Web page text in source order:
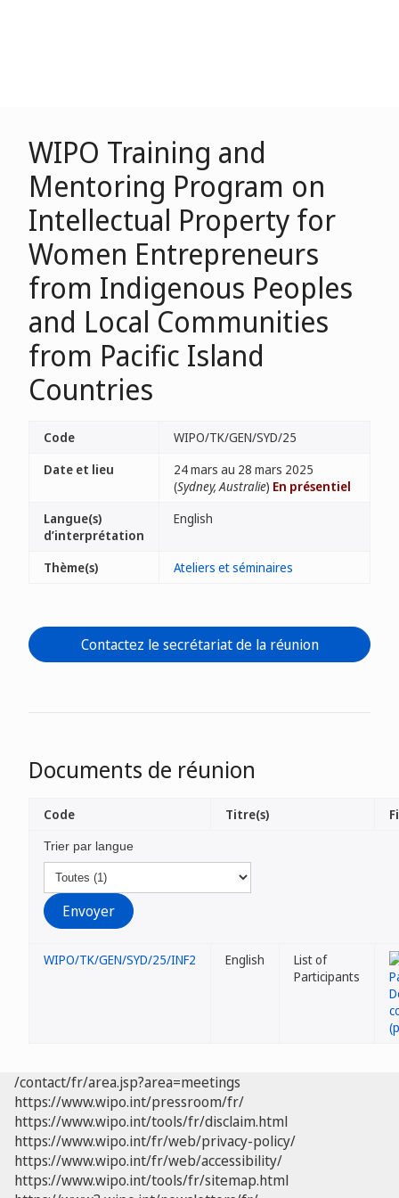
WIPO Training and
Mentoring Program on
Intellectual Property for
Women Entrepreneurs
from Indigenous Peoples
and Local Communities
from Pacific Island
Countries
Code
WIPO/TK/GEN/SYD/25
Date et lieu
24 mars au 28 mars 2025
(Sydney, Australie) En présentiel
Langue(s)
d’interprétation
English
Thème(s) Ateliers et séminaires
Contactez le secrétariat de la réunion
Documents de réunion
Trier par langue
Code Titre(s)
WIPO/TK/GEN/SYD/25/INF2 English
List of
Participants
/contact/fr/area.jsp?area=meetings
https://www.wipo.int/pressroom/fr/
https://www.wipo.int/tools/fr/disclaim.html
https://www.wipo.int/fr/web/privacy-policy/
https://www.wipo.int/fr/web/accessibility/
https://www.wipo.int/tools/fr/sitemap.html